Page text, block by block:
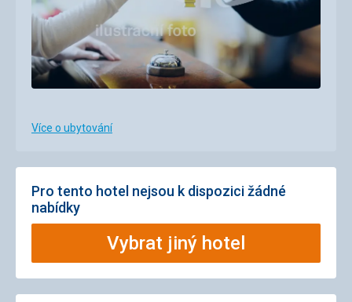
Více o ubytování
Pro tento hotel nejsou k dispozici žádné
nabídky
Vybrat jiný hotel